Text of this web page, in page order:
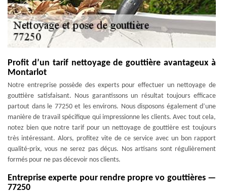
Profit d’un tarif nettoyage de gouttière avantageux à
Montarlot
Notre entreprise possède des experts pour effectuer un nettoyage de
gouttière satisfaisant. Nous garantissons un résultat toujours efficace
partout dans le 77250 et les environs. Nous disposons également d’une
manière de travail spécifique qui impressionne les clients. Avec tout cela,
notez bien que notre tarif pour un nettoyage de gouttière est toujours
très intéressant. Alors, profitez vite de ce service avec un bon rapport
qualité-prix, vous ne serez pas déçus. Nos artisans sont régulièrement
formés pour ne pas décevoir nos clients.
Entreprise experte pour rendre propre vo gouttières —
77250